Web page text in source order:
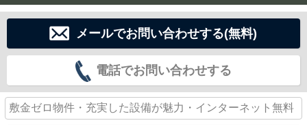
メールでお問い合わせする(無料)
電話でお問い合わせする
敷金ゼロ物件・充実した設備が魅力・インターネット無料